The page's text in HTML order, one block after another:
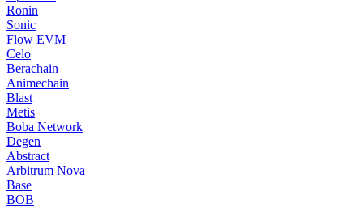
Ronin
Sonic
Flow EVM
Celo
Berachain
Animechain
Blast
Metis
Boba Network
Degen
Abstract
Arbitrum Nova
Base
BOB